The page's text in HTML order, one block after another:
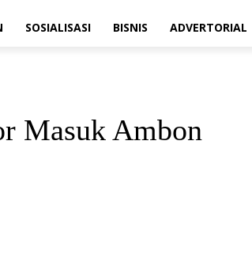
SOSIALISASI BISNIS ADVERTORIAL
Masuk Ambon